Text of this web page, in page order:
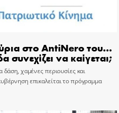
στο AntiNero του…
συνεχίζει να καίγεται;
δάση, χαμένες περιουσίες και
επικαλείται το πρόγραμμα